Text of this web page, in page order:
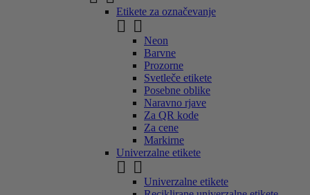
Etikete za označevanje
 
Neon
Barvne
Prozorne
Svetleče etikete
Posebne oblike
Naravno rjave
Za QR kode
Za cene
Markirne
Univerzalne etikete
 
Univerzalne etikete